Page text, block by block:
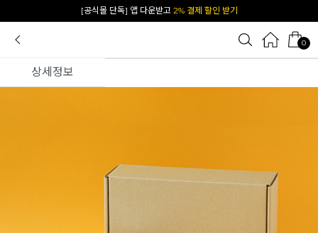
카카오 플친 추가하면1천원 즉시 할인 쿠폰
0
상세정보